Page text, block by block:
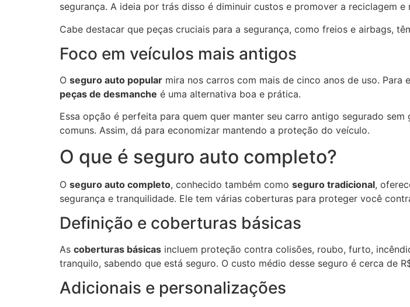
segurança. A ideia por trás disso é diminuir custos e promover a reciclagem
Cabe destacar que peças cruciais para a segurança, como freios e airbags,
Foco em veículos mais antigos
O seguro auto popular mira nos carros com mais de cinco anos de uso.
peças de desmanche é uma alternativa boa e prática.
Essa opção é perfeita para quem quer manter seu carro antigo segurado
comuns. Assim, dá para economizar mantendo a proteção do veículo.
O que é seguro auto completo?
O seguro auto completo, conhecido também como seguro tradicional,
segurança e tranquilidade. Ele tem várias coberturas para proteger você
Definição e coberturas básicas
As coberturas básicas incluem proteção contra colisões, roubo, furto,
tranquilo, sabendo que está seguro. O custo médio desse seguro é cerca de
Adicionais e personalizações